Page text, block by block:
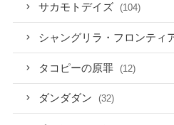
サカモトデイズ (104)
シャングリラ・フロンティ
タコピーの原罪 (12)
ダンダダン (32)